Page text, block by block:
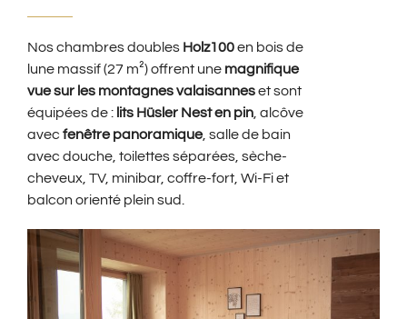
Nos chambres doubles Holz100en bois de
lune massif (27 m²) offrent une magnifique
vue sur les montagnes valaisanneset sont
équipées de : lits Hüsler Nest en pin , alcôve
avec fenêtre panoramique, salle de bain
avec douche, toilettes séparées, sèche-
cheveux, TV, minibar, coffre-fort, Wi-Fi et
balcon orienté plein sud.